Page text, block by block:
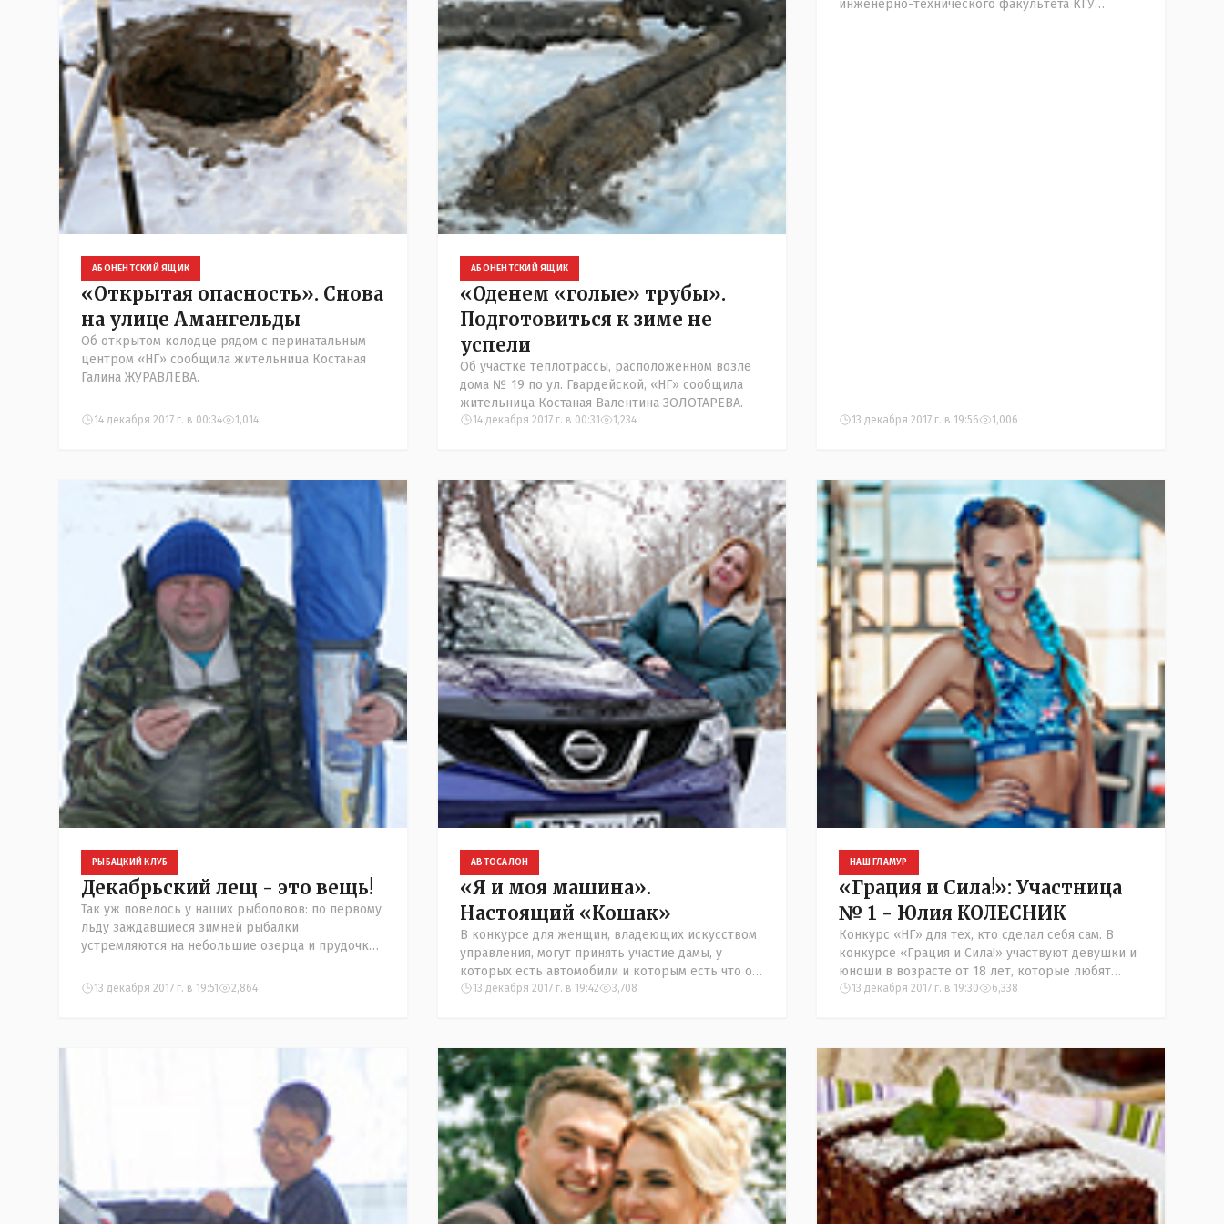
АБОНЕНТСКИЙ ЯЩИК
«Открытая опасность». Снова
на улице Амангельды
Об открытом колодце рядом с перинатальным
центром «НГ» сообщила жительница Костаная
Галина ЖУРАВЛЕВА.
14 декабря 2017 г. в 00:34 1,014
АБОНЕНТСКИЙ ЯЩИК
«Оденем «голые» трубы».
Подготовиться к зиме не
успели
Об участке теплотрассы, расположенном возле
дома № 19 по ул. Гвардейской, «НГ» сообщила
жительница Костаная Валентина ЗОЛОТАРЕВА.
14 декабря 2017 г. в 00:31 1,234
инженерно-технического факультета КГУ
13 декабря 2017 г. в 19:56 1,006
РЫБАЦКИЙ КЛУБ
Декабрьский лещ - это вещь!
Так уж повелось у наших рыболовов: по первому
льду заждавшиеся зимней рыбалки
устремляются на небольшие озерца и прудочки,
выуживают... ротана. Когда лед окрепне
13 декабря 2017 г. в 19:51 2,864
АВТОСАЛОН
«Я и моя машина».
Настоящий «Кошак»
В конкурсе для женщин, владеющих искусством
управления, могут принять участие дамы, у
которых есть автомобили и которым есть что о
них рассказать.
13 декабря 2017 г. в 19:42 3,708
НАШ ГЛАМУР
«Грация и Сила!»: Участница
№ 1 - Юлия КОЛЕСНИК
Конкурс «НГ» для тех, кто сделал себя сам. В
конкурсе «Грация и Сила!» участвуют девушки и
юноши в возрасте от 18 лет, которые любят
фитнес и по праву гордятся достижениями в
13 декабря 2017 г. в 19:30 6,338